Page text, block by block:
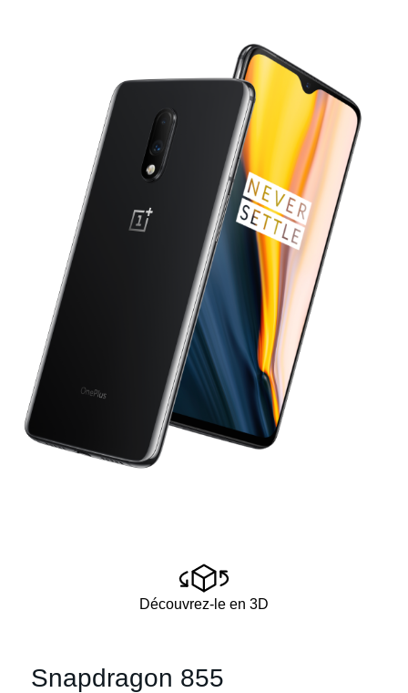
Découvrez-le en 3D
Snapdragon 855